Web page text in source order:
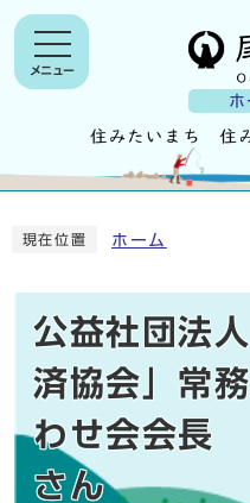
メニュー
現在位置 ホーム
公益社団法
済協会」常
わせ会会
さん